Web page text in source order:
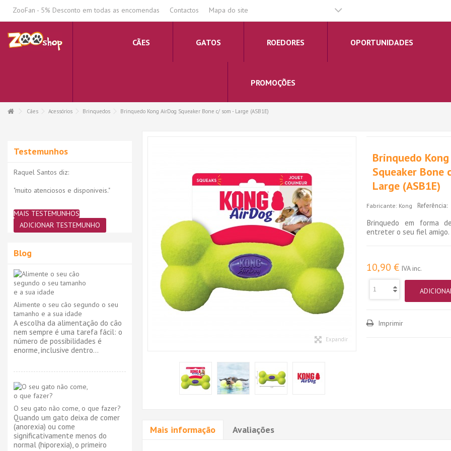
ZooFan - 5% Desconto em todas as encomendas Contactos Mapa do site
CÃES GATOS ROEDORES OPORTUNIDADES
PROMOÇÕES
Cães Acessórios Brinquedos Brinquedo Kong AirDog Squeaker Bone c/ som - Large (ASB1E)
Expandir
Brinquedo
Squeaker Bone
Large (ASB1E)
Fabricante: Kong Referência:
Brinquedo em forma
entreter o seu fiel amigo.
10,90 € IVA inc.
Imprimir
Mais informação Avaliações
Testemunhos
Raquel Santos diz:
"muito atenciosos e disponiveis."
MAIS TESTEMUNHOS
ADICIONAR TESTEMUNHO
Blog
Alimente o seu cão segundo o seu
tamanho e a sua idade
A escolha da alimentação do cão
nem sempre é uma tarefa fácil: o
número de possibilidades é
enorme, inclusive dentro...
O seu gato não come, o que fazer?
Quando um gato deixa de comer
(anorexia) ou come
significativamente menos do
normal (hiporexia), o primeiro